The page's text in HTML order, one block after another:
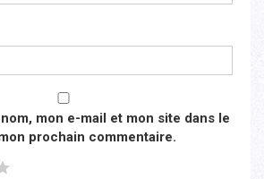
mon e-mail et mon site dans le
prochain commentaire.